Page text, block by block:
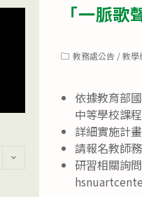
「一脈
Post教務處公告 / 教學
依據教育部
中等學校課
詳細實施計
請報名教師
研習相關詢